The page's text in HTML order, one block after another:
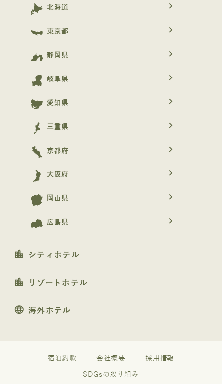
北海道 navigate_next
東京都 navigate_next
静岡県 navigate_next
岐阜県 navigate_next
愛知県 navigate_next
三重県 navigate_next
京都府 navigate_next
大阪府 navigate_next
岡山県 navigate_next
広島県 navigate_next
location_city シティホテル
location_city リゾートホテル
language 海外ホテル
宿泊約款 会社概要 採用情報
SDGsの取り組み